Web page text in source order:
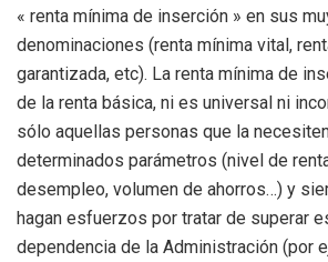
« renta mínima de inserción » en sus
denominaciones (renta mínima vital,
garantizada, etc). La renta mínima de
de la renta básica, ni es universal ni
sólo aquellas personas que la
determinados parámetros (nivel de
desempleo, volumen de ahorros…) y
hagan esfuerzos por tratar de superar
dependencia de la Administración (por